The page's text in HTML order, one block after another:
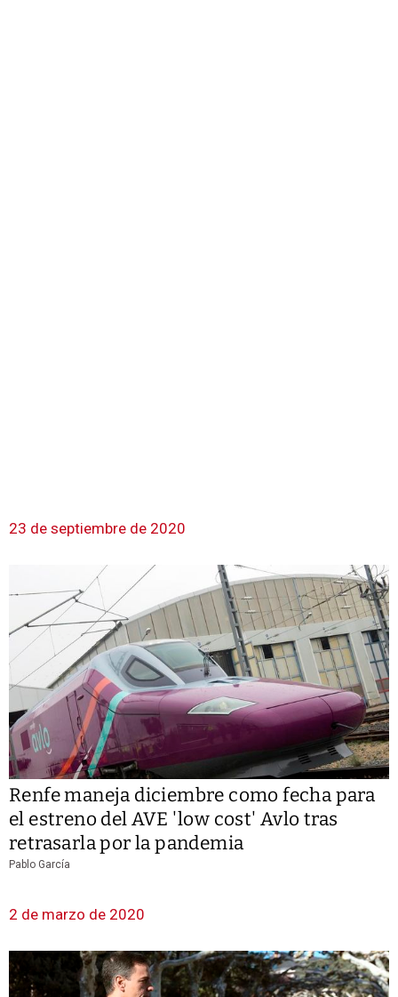
23 de septiembre de 2020
Renfe maneja diciembre como fecha para
el estreno del AVE 'low cost' Avlo tras
retrasarla por la pandemia
Pablo García
2 de marzo de 2020